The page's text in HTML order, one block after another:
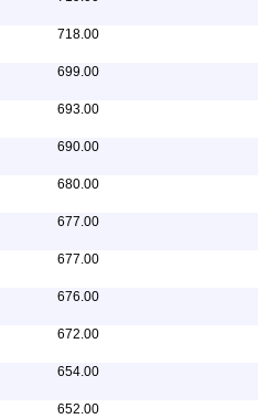
718.00
699.00
693.00
690.00
680.00
677.00
677.00
676.00
672.00
654.00
652.00